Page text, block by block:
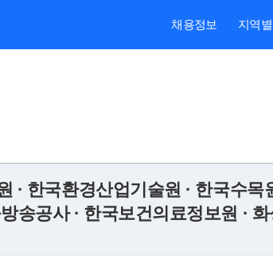
채용정보 지역별
· 한국환경산업기술원 · 한국수
송공사 · 한국보건의료정보원 ·